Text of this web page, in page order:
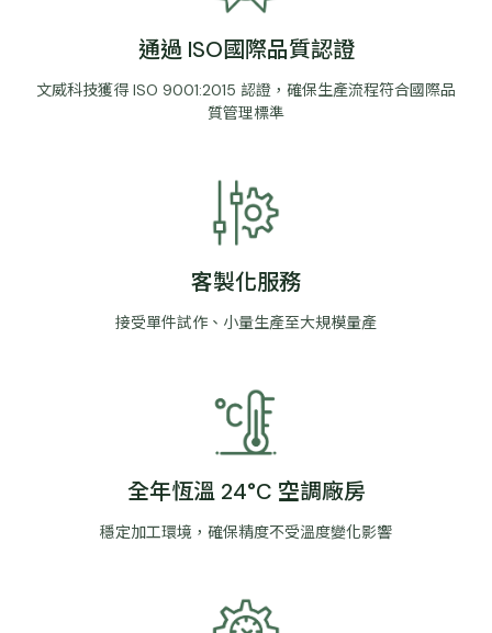
通過 ISO國際品質認證
文威科技獲得 ISO 9001:2015 認證，確保生產流程符合國際品
質管理標準
客製化服務
接受單件試作、小量生產至大規模量產
全年恆溫 24°C 空調廠房
穩定加工環境，確保精度不受溫度變化影響